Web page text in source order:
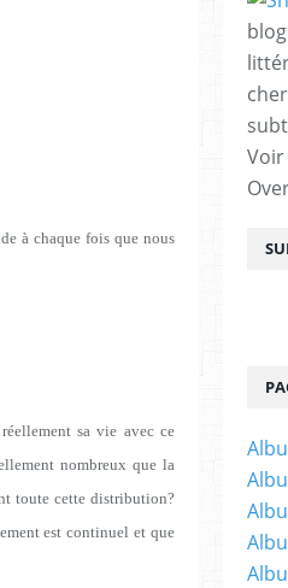
à chaque fois que nous
sa vie avec ce
nombreux que la
toute cette distribution?
est continuel et que